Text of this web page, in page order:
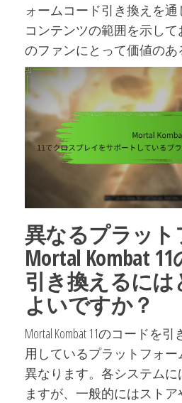
ォームコード引き換えを
コンテンツの範囲を示してお
のファンにとって価値のあ
異なるプラッ
Mortal Kombat
引き換えるに
よいですか？
Mortal Kombat 11のコードを
用しているプラットフォ
異なります。各システムに
ますが、一般的にはスト